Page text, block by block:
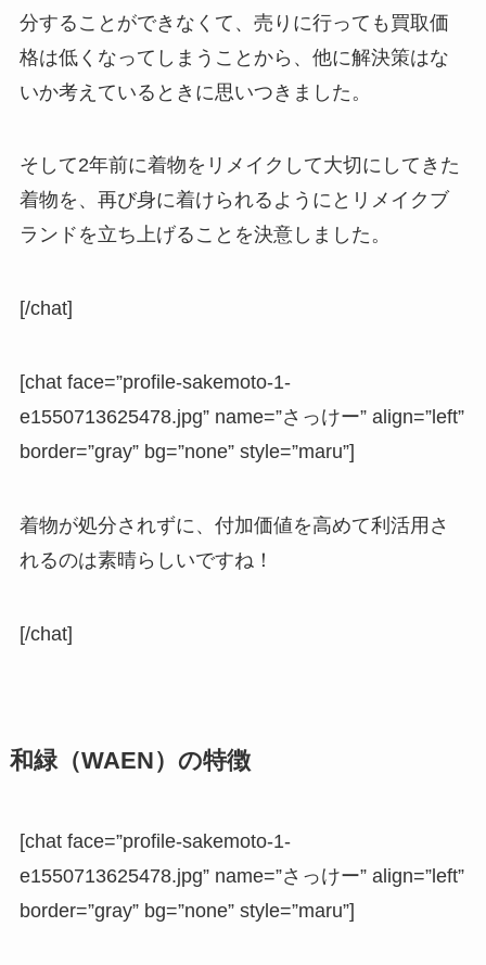
分することができなくて、売りに行っても買取価
格は低くなってしまうことから、他に解決策はな
いか考えているときに思いつきました。
そして2年前に着物をリメイクして大切にしてきた
着物を、再び身に着けられるようにとリメイクブ
ランドを立ち上げることを決意しました。
[/chat]
[chat face=”profile-sakemoto-1-
e1550713625478.jpg” name=”さっけー” align=”left”
border=”gray” bg=”none” style=”maru”]
着物が処分されずに、付加価値を高めて利活用さ
れるのは素晴らしいですね！
[/chat]
和緑（WAEN）の特徴
[chat face=”profile-sakemoto-1-
e1550713625478.jpg” name=”さっけー” align=”left”
border=”gray” bg=”none” style=”maru”]